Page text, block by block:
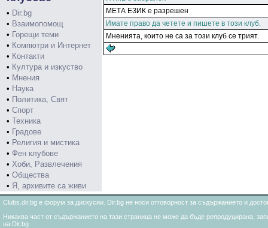
• Dir.bg
• Взаимопомощ
• Горещи теми
• Компютри и Интернет
• Контакти
• Култура и изкуство
• Мнения
• Наука
• Политика, Свят
• Спорт
• Техника
• Градове
• Религия и мистика
• Фен клубове
• Хоби, Развлечения
• Общества
• Я, архивите са живи
МЕТА ЕЗИК е разрешен
Имате право да четете и пишете в този клуб.
Мненията, които не са за този клуб се трият.
Clubs.dir.bg е форум за дискусии. Dir.bg не носи отговорност за съдържанието и
Никаква част от съдържанието на тази страница не може да бъде репродуцирана,
на Dir.bg